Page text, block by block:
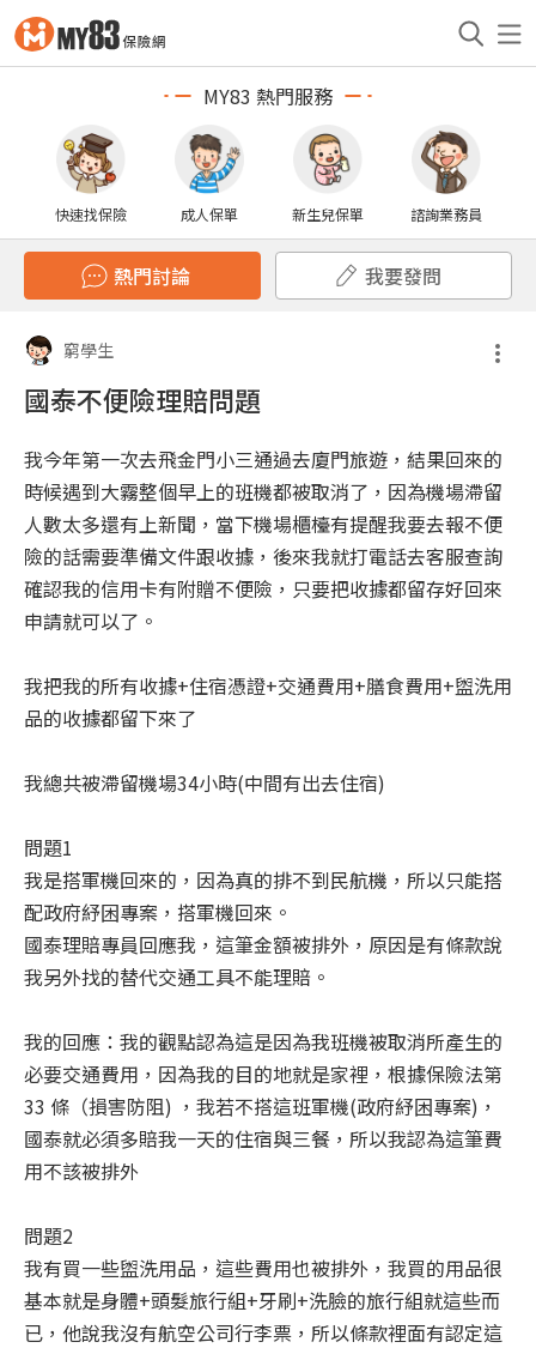
MY83 熱門服務
快速找保險 成人保單 新生兒保單 諮詢業務員
熱門討論 我要發問
窮學生
國泰不便險理賠問題
我今年第一次去飛金門小三通過去廈門旅遊，結果回來的
時候遇到大霧整個早上的班機都被取消了，因為機場滯留
人數太多還有上新聞，當下機場櫃檯有提醒我要去報不便
險的話需要準備文件跟收據，後來我就打電話去客服查詢
確認我的信用卡有附贈不便險，只要把收據都留存好回來
申請就可以了。
我把我的所有收據+住宿憑證+交通費用+膳食費用+盥洗用
品的收據都留下來了
我總共被滯留機場34小時(中間有出去住宿)
問題1
我是搭軍機回來的，因為真的排不到民航機，所以只能搭
配政府紓困專案，搭軍機回來。
國泰理賠專員回應我，這筆金額被排外，原因是有條款說
我另外找的替代交通工具不能理賠。
我的回應：我的觀點認為這是因為我班機被取消所產生的
必要交通費用，因為我的目的地就是家裡，根據保險法第
33 條（損害防阻) ，我若不搭這班軍機(政府紓困專案)，
國泰就必須多賠我一天的住宿與三餐，所以我認為這筆費
用不該被排外
問題2
我有買一些盥洗用品，這些費用也被排外，我買的用品很
基本就是身體+頭髮旅行組+牙刷+洗臉的旅行組就這些而
已，他說我沒有航空公司行李票，所以條款裡面有認定這